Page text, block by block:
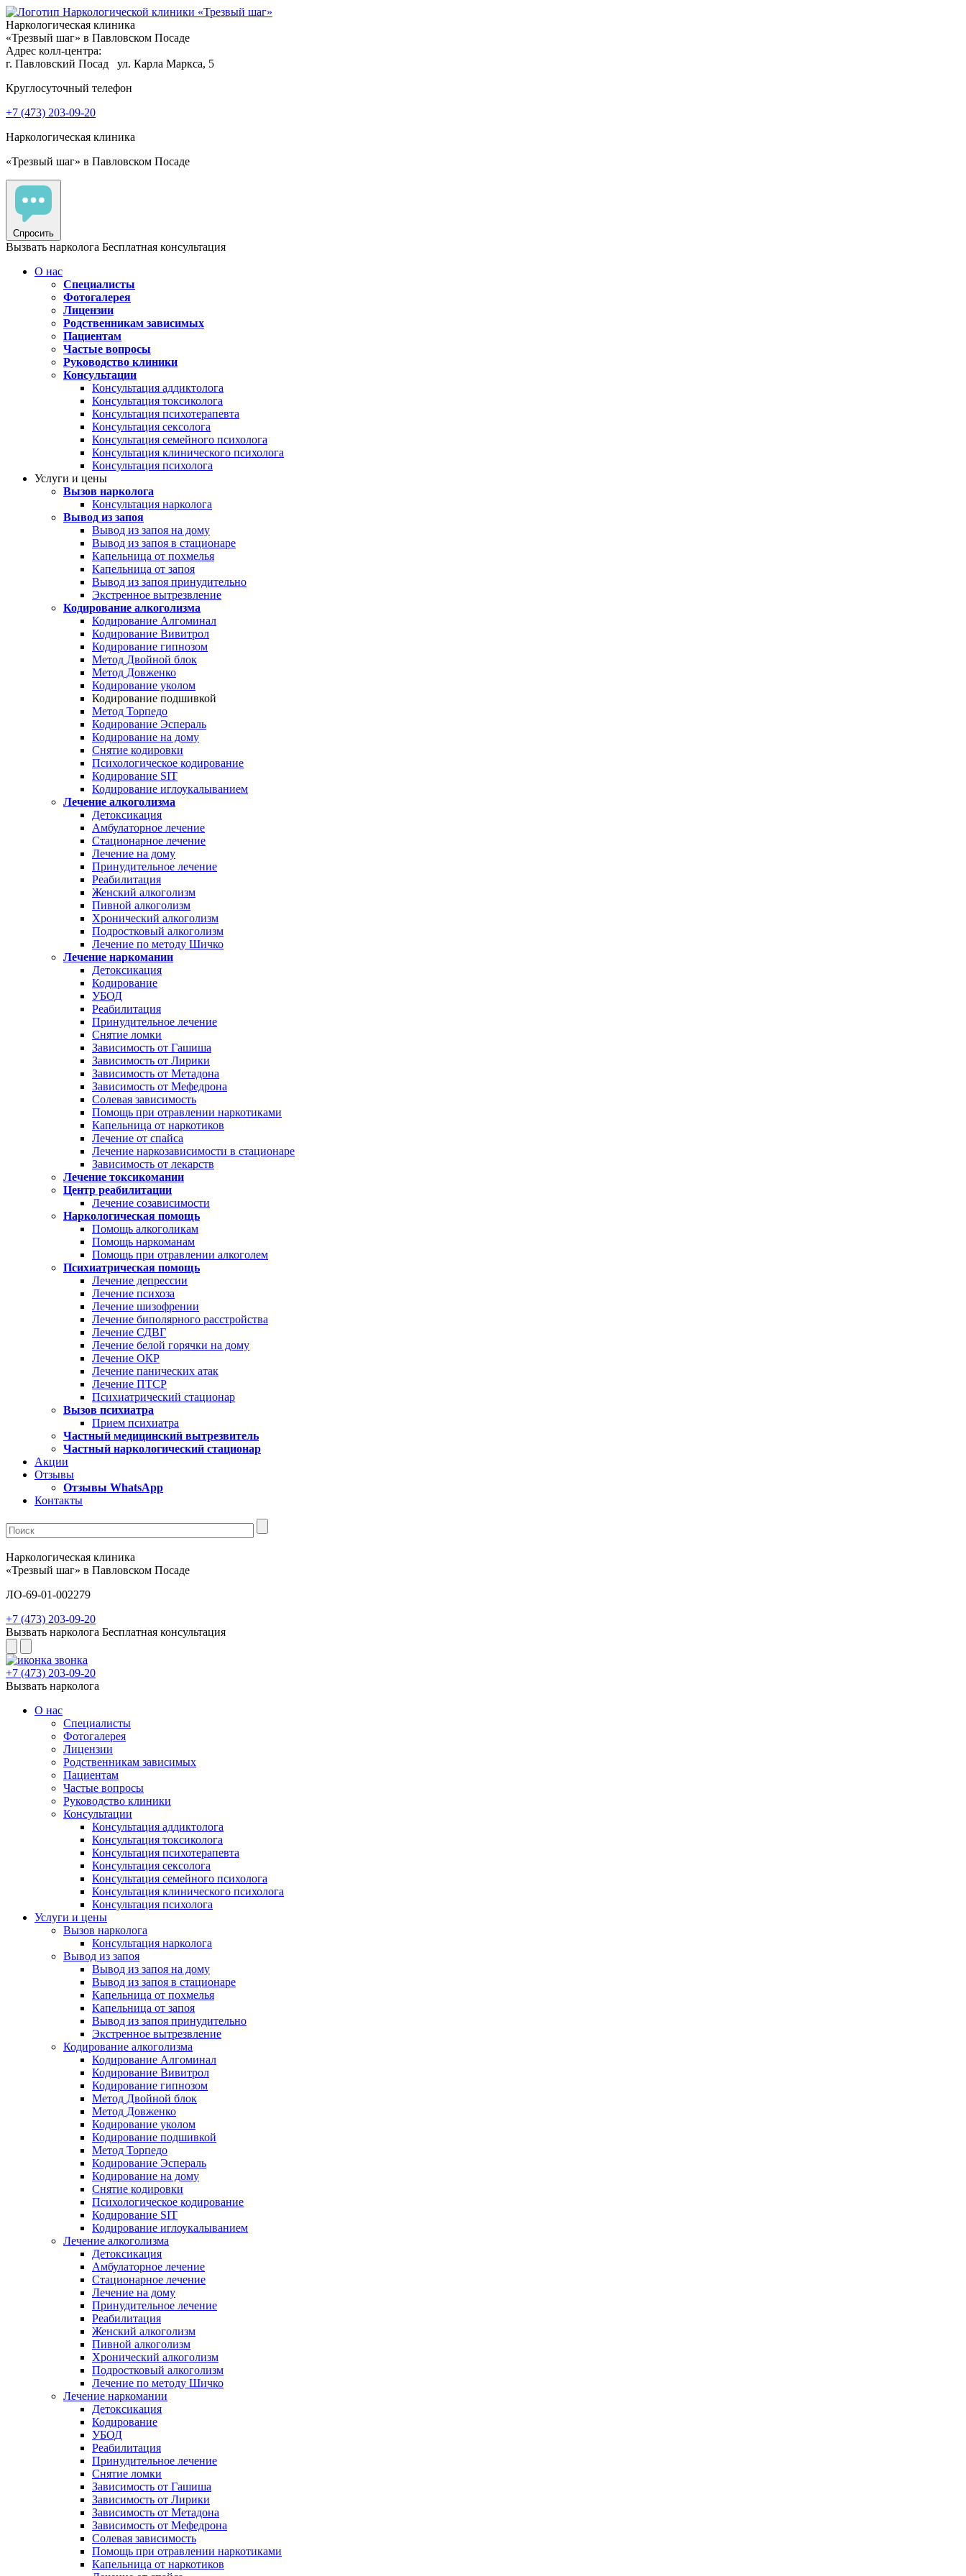
Наркологическая клиника
«Трезвый шаг» в Павловском Посаде
Адрес колл-центра:
г. Павловский Посад
ул. Карла Маркса, 5
Круглосуточный телефон
+7 (473) 203-09-20
Наркологическая клиника
«Трезвый шаг» в Павловском Посаде
Спросить
Вызвать нарколога Бесплатная консультация
О нас
Специалисты
Фотогалерея
Лицензии
Родственникам зависимых
Пациентам
Частые вопросы
Руководство клиники
Консультации
Консультация аддиктолога
Консультация токсиколога
Консультация психотерапевта
Консультация сексолога
Консультация семейного психолога
Консультация клинического психолога
Консультация психолога
Услуги и цены
Вызов нарколога
Консультация нарколога
Вывод из запоя
Вывод из запоя на дому
Вывод из запоя в стационаре
Капельница от похмелья
Капельница от запоя
Вывод из запоя принудительно
Экстренное вытрезвление
Кодирование алкоголизма
Кодирование Алгоминал
Кодирование Вивитрол
Кодирование гипнозом
Метод Двойной блок
Метод Довженко
Кодирование уколом
Кодирование подшивкой
Метод Торпедо
Кодирование Эспераль
Кодирование на дому
Снятие кодировки
Психологическое кодирование
Кодирование SIT
Кодирование иглоукалыванием
Лечение алкоголизма
Детоксикация
Амбулаторное лечение
Стационарное лечение
Лечение на дому
Принудительное лечение
Реабилитация
Женский алкоголизм
Пивной алкоголизм
Хронический алкоголизм
Подростковый алкоголизм
Лечение по методу Шичко
Лечение наркомании
Детоксикация
Кодирование
УБОД
Реабилитация
Принудительное лечение
Снятие ломки
Зависимость от Гашиша
Зависимость от Лирики
Зависимость от Метадона
Зависимость от Мефедрона
Солевая зависимость
Помощь при отравлении наркотиками
Капельница от наркотиков
Лечение от спайса
Лечение наркозависимости в стационаре
Зависимость от лекарств
Лечение токсикомании
Центр реабилитации
Лечение созависимости
Наркологическая помощь
Помощь алкоголикам
Помощь наркоманам
Помощь при отравлении алкоголем
Психиатрическая помощь
Лечение депрессии
Лечение психоза
Лечение шизофрении
Лечение биполярного расстройства
Лечение СДВГ
Лечение белой горячки на дому
Лечение ОКР
Лечение панических атак
Лечение ПТСР
Психиатрический стационар
Вызов психиатра
Прием психиатра
Частный медицинский вытрезвитель
Частный наркологический стационар
Акции
Отзывы
Отзывы WhatsApp
Контакты
Наркологическая клиника
«Трезвый шаг» в Павловском Посаде
ЛО-69-01-002279
+7 (473) 203-09-20
Вызвать нарколога Бесплатная консультация
+7 (473) 203-09-20
Вызвать нарколога
О нас
Специалисты
Фотогалерея
Лицензии
Родственникам зависимых
Пациентам
Частые вопросы
Руководство клиники
Консультации
Консультация аддиктолога
Консультация токсиколога
Консультация психотерапевта
Консультация сексолога
Консультация семейного психолога
Консультация клинического психолога
Консультация психолога
Услуги и цены
Вызов нарколога
Консультация нарколога
Вывод из запоя
Вывод из запоя на дому
Вывод из запоя в стационаре
Капельница от похмелья
Капельница от запоя
Вывод из запоя принудительно
Экстренное вытрезвление
Кодирование алкоголизма
Кодирование Алгоминал
Кодирование Вивитрол
Кодирование гипнозом
Метод Двойной блок
Метод Довженко
Кодирование уколом
Кодирование подшивкой
Метод Торпедо
Кодирование Эспераль
Кодирование на дому
Снятие кодировки
Психологическое кодирование
Кодирование SIT
Кодирование иглоукалыванием
Лечение алкоголизма
Детоксикация
Амбулаторное лечение
Стационарное лечение
Лечение на дому
Принудительное лечение
Реабилитация
Женский алкоголизм
Пивной алкоголизм
Хронический алкоголизм
Подростковый алкоголизм
Лечение по методу Шичко
Лечение наркомании
Детоксикация
Кодирование
УБОД
Реабилитация
Принудительное лечение
Снятие ломки
Зависимость от Гашиша
Зависимость от Лирики
Зависимость от Метадона
Зависимость от Мефедрона
Солевая зависимость
Помощь при отравлении наркотиками
Капельница от наркотиков